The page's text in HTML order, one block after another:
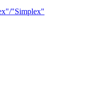
"Simplex"